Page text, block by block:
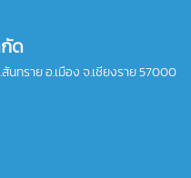
ด
นทราย อ.เมือง จ.เชียงราย 57000